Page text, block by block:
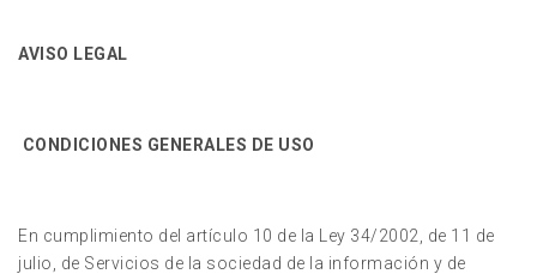
AVISO LEGAL
CONDICIONES GENERALES DE USO
En cumplimiento del artículo 10 de la Ley 34/2002, de 11 de
julio, de Servicios de la sociedad de la información y de